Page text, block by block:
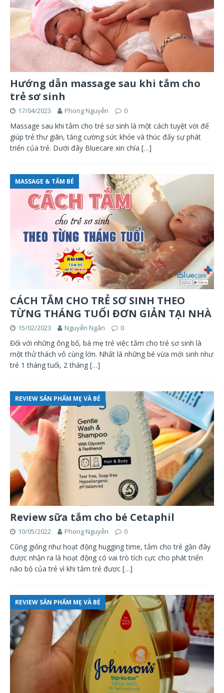
Hướng dẫn massage sau khi tắm cho
trẻ sơ sinh
17/04/2023 Phong Nguyễn 0
Massage sau khi tắm cho trẻ sơ sinh là một cách tuyệt vời để
giúp trẻ thư giãn, tăng cường sức khỏe và thúc đẩy sự phát
triển của trẻ. Dưới đây Bluecare xin chía […]
MASSAGE & TẮM BÉ
CÁCH TẮM CHO TRẺ SƠ SINH THEO
TỪNG THÁNG TUỔI ĐƠN GIẢN TẠI NHÀ
15/02/2023 Nguyễn Ngân 0
Đối với những ông bố, bà mẹ trẻ việc tắm cho trẻ sơ sinh là
một thử thách vô cùng lớn. Nhất là những bé vừa mới sinh như
trẻ 1 tháng tuổi, 2 tháng […]
REVIEW SẢN PHẨM MẸ VÀ BÉ
Review sữa tắm cho bé Cetaphil
10/05/2022 Phong Nguyễn 0
Cũng giống như hoạt động hugging time, tắm cho trẻ gần đây
được nhận ra là hoạt động có vai trò tích cực cho phát triển
não bộ của trẻ vì khi tắm trẻ được […]
REVIEW SẢN PHẨM MẸ VÀ BÉ